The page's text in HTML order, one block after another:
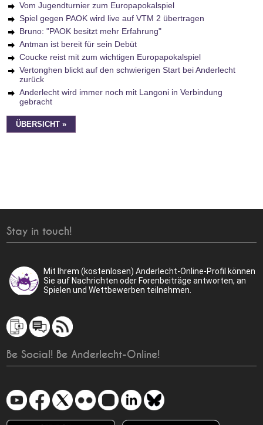
Vom Jugendturnier zum Europapokalspiel
Spiel gegen PAOK wird live auf VTM 2 übertragen
Bruno: "PAOK besitzt mehr Erfahrung"
Antman ist bereit für sein Debüt
Coucke reist mit zum wichtigen Europapokalspiel
Vertonghen blickt auf den schwierigen Start bei Anderlecht
zurück
Anderlecht wird immer noch mit Langoni in Verbindung
gebracht
ÜBERSICHT »
Stay in touch!
Mit Ihrem (kostenlosen) Anderlecht-Online-Profil können
Sie auf Nachrichten oder Forenbeiträge antworten, an
Spielen und Wettbewerben teilnehmen.
Be Social! Be Anderlecht-Online!